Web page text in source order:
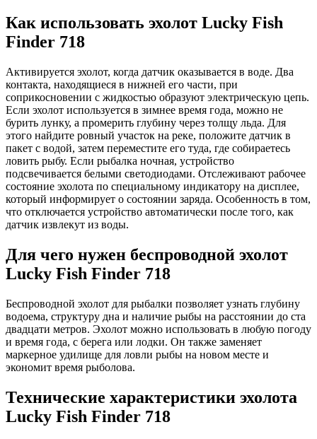
Как использовать эхолот Lucky Fish
Finder 718
Активируется эхолот, когда датчик оказывается в воде. Два
контакта, находящиеся в нижней его части, при
соприкосновении с жидкостью образуют электрическую цепь.
Если эхолот используется в зимнее время года, можно не
бурить лунку, а промерить глубину через толщу льда. Для
этого найдите ровный участок на реке, положите датчик в
пакет с водой, затем переместите его туда, где собираетесь
ловить рыбу. Если рыбалка ночная, устройство
подсвечивается белыми светодиодами. Отслеживают рабочее
состояние эхолота по специальному индикатору на дисплее,
который информирует о состоянии заряда. Особенность в том,
что отключается устройство автоматически после того, как
датчик извлекут из воды.
Для чего нужен беспроводной эхолот
Lucky Fish Finder 718
Беспроводной эхолот для рыбалки позволяет узнать глубину
водоема, структуру дна и наличие рыбы на расстоянии до ста
двадцати метров. Эхолот можно использовать в любую погоду
и время года, с берега или лодки. Он также заменяет
маркерное удилище для ловли рыбы на новом месте и
экономит время рыболова.
Технические характеристики эхолота
Lucky Fish Finder 718